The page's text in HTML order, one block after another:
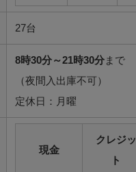
27台
8時30分～21時30分 まで
（夜間入出庫不可）
定休日：月曜
現金
クレジッ
ト